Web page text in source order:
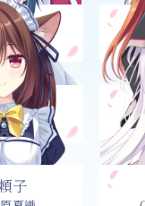
とり
瀬加那
子
ゆりえ
子